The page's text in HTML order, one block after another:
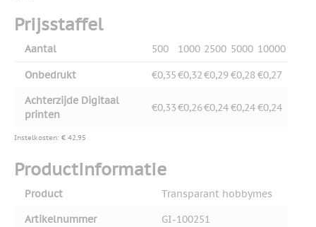
Prijsstaffel
Aantal 500 1000 2500 5000 10000
Onbedrukt €0,35€0,32€0,29€0,28 €0,27
Achterzijde Digitaal
printen
€0,33€0,26€0,24€0,24€0,24
Instelkosten: € 42,95
Productinformatie
Product
Transparant hobbymes
Artikelnummer
GI-100251